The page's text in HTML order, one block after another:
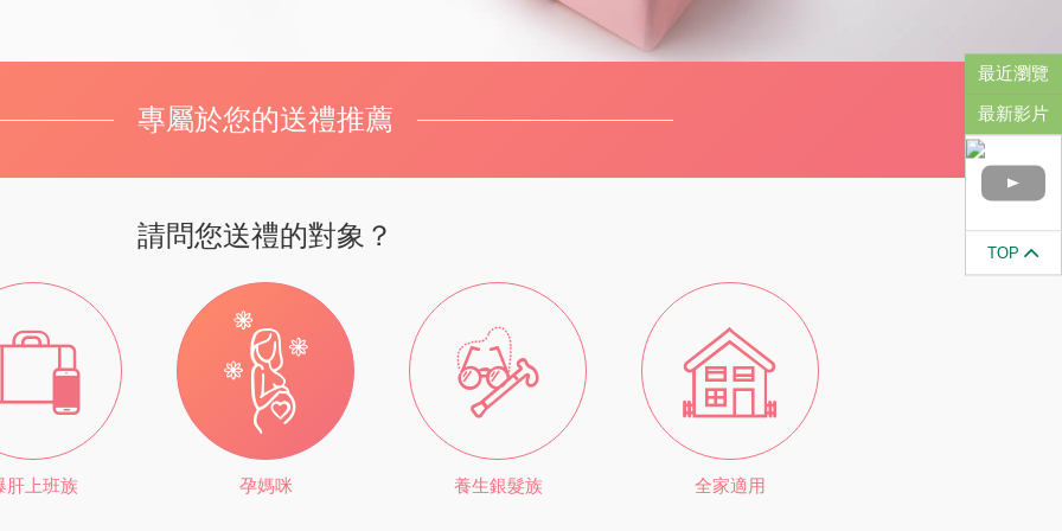
專屬於您的送禮推薦
請問您送禮的對象？
肝上班族 孕媽咪 養生銀髮族 全家適用
最近瀏覽
最新影片
TOP